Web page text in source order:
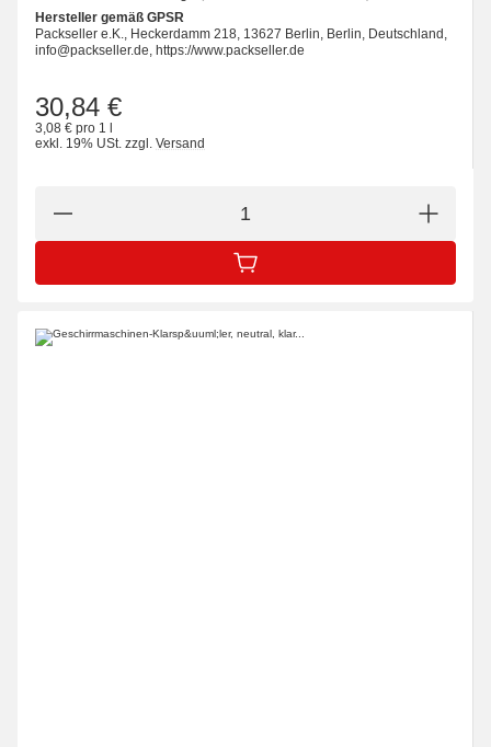
Hersteller gemäß GPSR
Packseller e.K., Heckerdamm 218, 13627 Berlin, Berlin, Deutschland,
info@packseller.de, https://www.packseller.de
30,84 €
3,08 € pro 1 l
exkl. 19% USt. zzgl. Versand
IN DEN WARENKORB